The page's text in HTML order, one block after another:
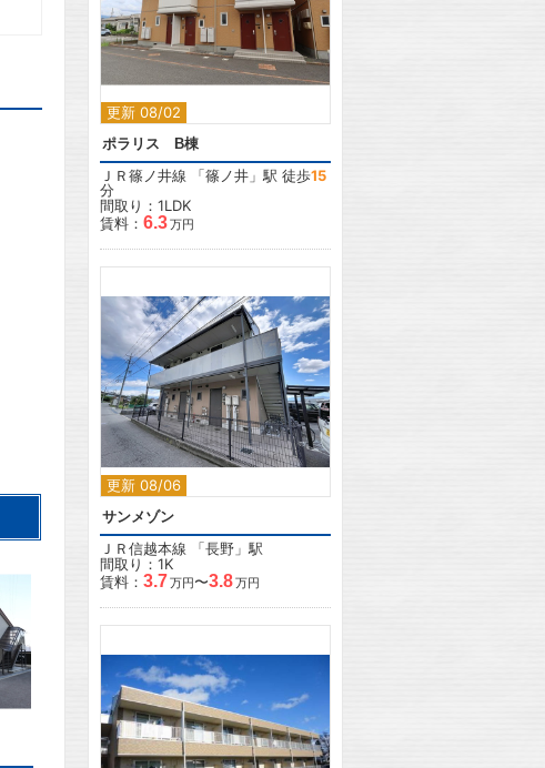
更新 08/02
2
ポラリス B棟
ＪＲ篠ノ井線 「篠ノ井 」駅 徒歩15
分
間取り：1LDK
賃料： 6.3万円
更新 08/06
サンメゾン
ＪＲ信越本線 「長野 」駅
間取り：1K
賃料： 3.7万円〜3.8万円
2